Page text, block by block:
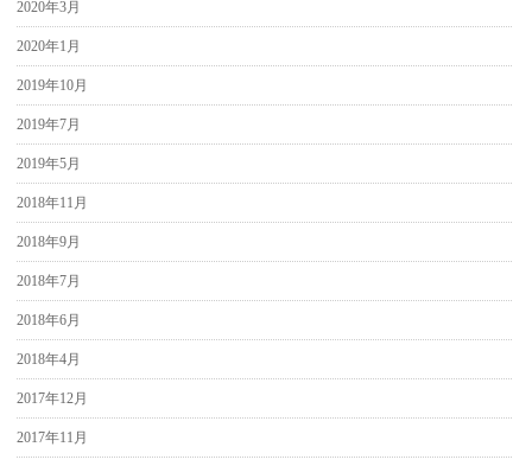
2020年3月
2020年1月
2019年10月
2019年7月
2019年5月
2018年11月
2018年9月
2018年7月
2018年6月
2018年4月
2017年12月
2017年11月